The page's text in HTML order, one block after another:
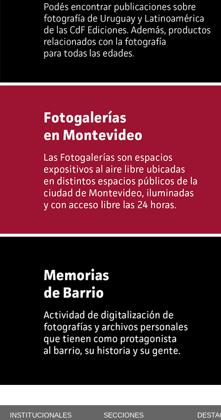
INSTITUCIONALES SECCIONES